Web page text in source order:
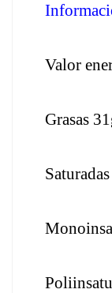
Valor
Grasas